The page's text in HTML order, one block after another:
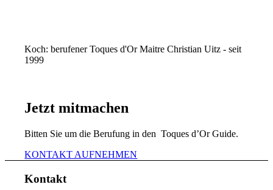
Koch: berufener Toques d'Or Maitre Christian Uitz - seit
1999
Jetzt mitmachen
Bitten Sie um die Berufung in den Toques d’Or Guide.
KONTAKT AUFNEHMEN
Kontakt